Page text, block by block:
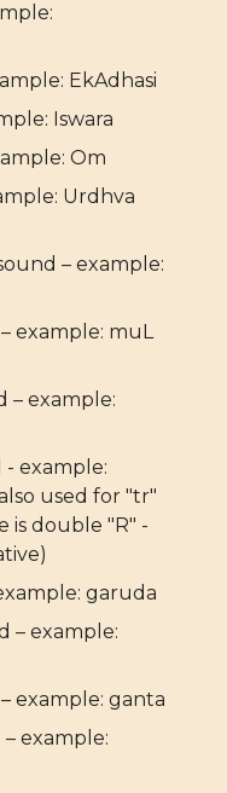
EkAdhasi
Iswara
Om
Urdhva
– example:
example: muL
– example:
- example:
used for "tr"
is double "R" -
garuda
– example:
example: ganta
example: